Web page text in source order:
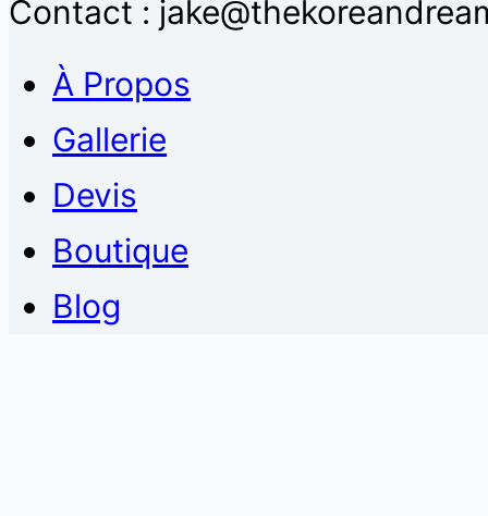
Contact :
À Propos
Gallerie
Devis
Boutique
Blog